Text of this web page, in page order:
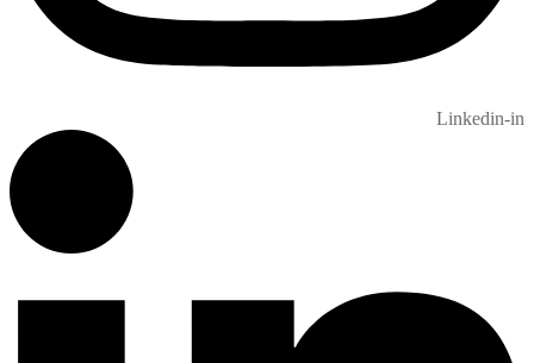
Linkedin-in